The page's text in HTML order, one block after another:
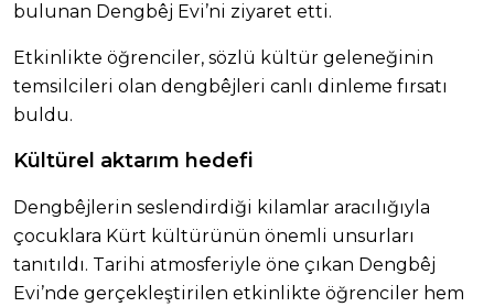
bulunan Dengbêj Evi’ni ziyaret etti.
Etkinlikte öğrenciler, sözlü kültür geleneğinin
temsilcileri olan dengbêjleri canlı dinleme fırsatı
buldu.
Kültürel aktarım hedefi
Dengbêjlerin seslendirdiği kilamlar aracılığıyla
çocuklara Kürt kültürünün önemli unsurları
tanıtıldı. Tarihi atmosferiyle öne çıkan Dengbêj
Evi’nde gerçekleştirilen etkinlikte öğrenciler hem